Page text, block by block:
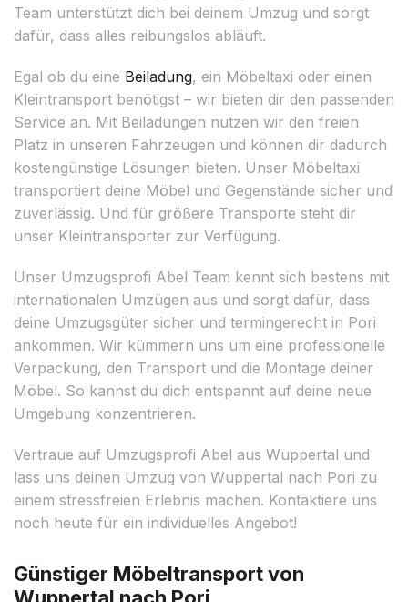
Team unterstützt dich bei deinem Umzug und sorgt
dafür, dass alles reibungslos abläuft.
Egal ob du eine Beiladung, ein Möbeltaxi oder einen
Kleintransport benötigst – wir bieten dir den passenden
Service an. Mit Beiladungen nutzen wir den freien
Platz in unseren Fahrzeugen und können dir dadurch
kostengünstige Lösungen bieten. Unser Möbeltaxi
transportiert deine Möbel und Gegenstände sicher und
zuverlässig. Und für größere Transporte steht dir
unser Kleintransporter zur Verfügung.
Unser Umzugsprofi Abel Team kennt sich bestens mit
internationalen Umzügen aus und sorgt dafür, dass
deine Umzugsgüter sicher und termingerecht in Pori
ankommen. Wir kümmern uns um eine professionelle
Verpackung, den Transport und die Montage deiner
Möbel. So kannst du dich entspannt auf deine neue
Umgebung konzentrieren.
Vertraue auf Umzugsprofi Abel aus Wuppertal und
lass uns deinen Umzug von Wuppertal nach Pori zu
einem stressfreien Erlebnis machen. Kontaktiere uns
noch heute für ein individuelles Angebot!
Günstiger Möbeltransport von